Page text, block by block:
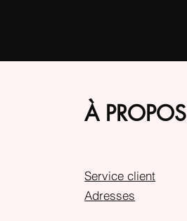
À PROPOS
Service client
Adresses